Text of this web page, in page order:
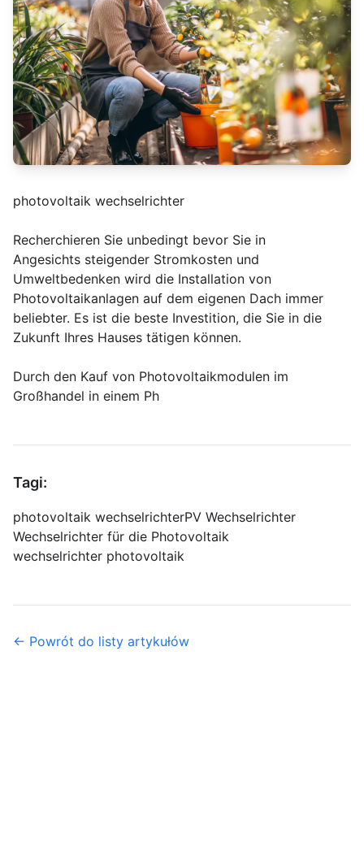
photovoltaik wechselrichter
Recherchieren Sie unbedingt bevor Sie in
Angesichts steigender Stromkosten und
Umweltbedenken wird die Installation von
Photovoltaikanlagen auf dem eigenen Dach immer
beliebter. Es ist die beste Investition, die Sie in die
Zukunft Ihres Hauses tätigen können.
Durch den Kauf von Photovoltaikmodulen im
Großhandel in einem Ph
Tagi:
photovoltaik wechselrichterPV Wechselrichter
Wechselrichter für die Photovoltaik
wechselrichter photovoltaik
← Powrót do listy artykułów